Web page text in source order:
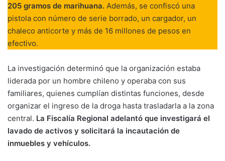
205 gramos de marihuana. Además, se confiscó una
pistola con número de serie borrado, un cargador, un
chaleco anticorte y más de 16 millones de pesos en
efectivo.
La investigación determinó que la organización estaba
liderada por un hombre chileno y operaba con sus
familiares, quienes cumplían distintas funciones, desde
organizar el ingreso de la droga hasta trasladarla a la zona
central. La Fiscalía Regional adelantó que investigará el
lavado de activos y solicitará la incautación de
inmuebles y vehículos.